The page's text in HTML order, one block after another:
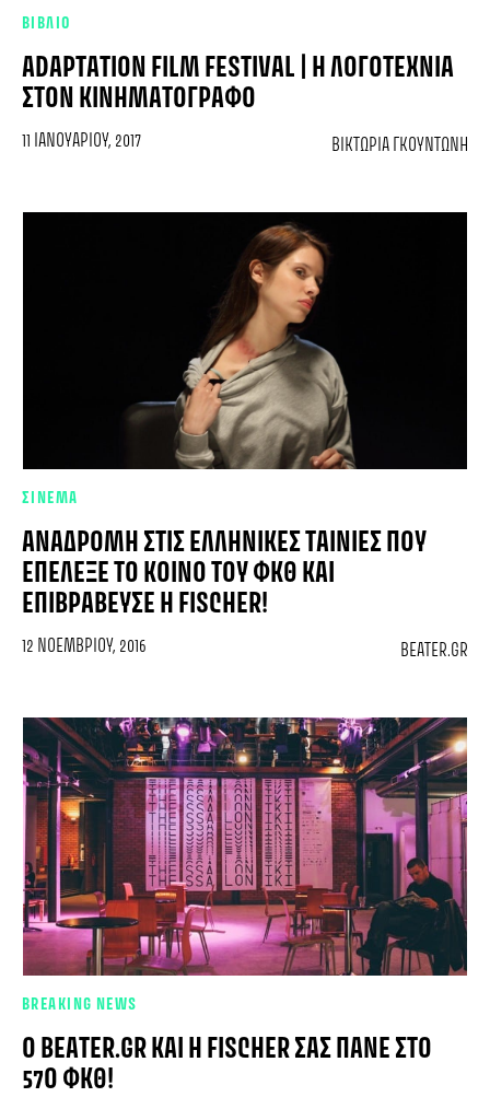
ΒΙΒΛΙΟ
ADAPTATION FILM FESTIVAL | Η ΛΟΓΟΤΕΧΝΊΑ
ΣΤΟΝ ΚΙΝΗΜΑΤΟΓΡΆΦΟ
11 ΙΑΝΟΥΑΡΊΟΥ, 2017 ΒΙΚΤΏΡΙΑ ΓΚΟΥΝΤΏΝΗ
ΣΙΝΕΜΑ
ΑΝΑΔΡΟΜΉ ΣΤΙΣ ΕΛΛΗΝΙΚΈΣ ΤΑΙΝΊΕΣ ΠΟΥ
ΕΠΈΛΕΞΕ ΤΟ ΚΟΙΝΌ ΤΟΥ ΦΚΘ ΚΑΙ
ΕΠΙΒΡΆΒΕΥΣΕ Η FISCHER!
12 ΝΟΕΜΒΡΊΟΥ, 2016 BEATER.GR
BREAKING NEWS
Ο BEATER.GR ΚΑΙ Η FISCHER ΣΑΣ ΠΆΝΕ ΣΤΟ
57Ο ΦΚΘ!